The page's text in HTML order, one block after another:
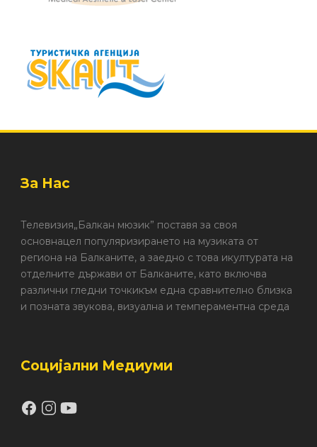
За Нас
Телевизия„Балкан мюзик” поставя за своя
основнацел популяризирането на музиката от
региона на Балканите, а заедно с това икултурата на
отделните държави от Балканите, като включва
различни гледни точкикъм една сравнително близка
и позната звукова, визуална и темпераментна среда
Социјални Медиуми